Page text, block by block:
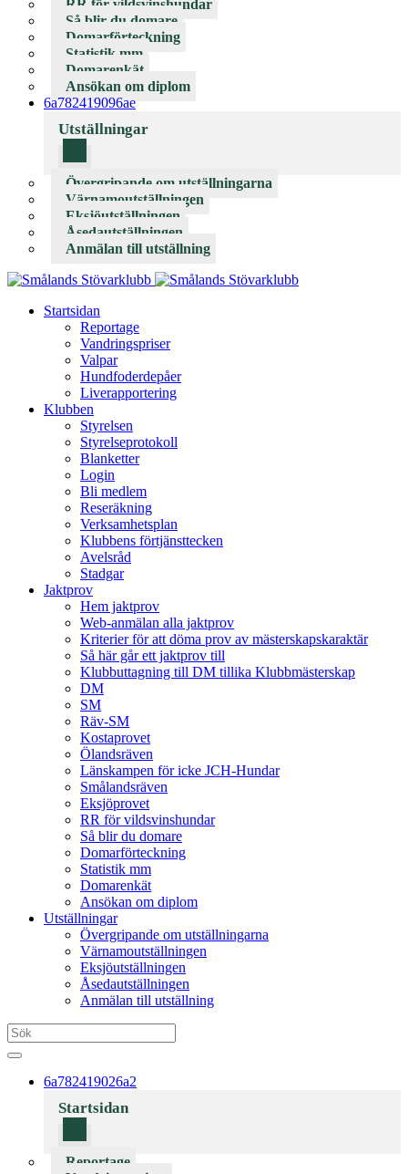
RR för vildsvinshundar
Så blir du domare
Domarförteckning
Statistik mm
Domarenkät
Ansökan om diplom
6a782419096ae
Utställningar
Övergripande om utställningarna
Värnamoutställningen
Eksjöutställningen
Åsedautställningen
Anmälan till utställning
Startsidan
Reportage
Vandringspriser
Valpar
Hundfoderdepåer
Liverapportering
Klubben
Styrelsen
Styrelseprotokoll
Blanketter
Login
Bli medlem
Reseräkning
Verksamhetsplan
Klubbens förtjänsttecken
Avelsråd
Stadgar
Jaktprov
Hem jaktprov
Web-anmälan alla jaktprov
Kriterier för att döma prov av mästerskapskaraktär
Så här går ett jaktprov till
Klubbuttagning till DM tillika Klubbmästerskap
DM
SM
Räv-SM
Kostaprovet
Ölandsräven
Länskampen för icke JCH-Hundar
Smålandsräven
Eksjöprovet
RR för vildsvinshundar
Så blir du domare
Domarförteckning
Statistik mm
Domarenkät
Ansökan om diplom
Utställningar
Övergripande om utställningarna
Värnamoutställningen
Eksjöutställningen
Åsedautställningen
Anmälan till utställning
6a782419026a2
Startsidan
Reportage